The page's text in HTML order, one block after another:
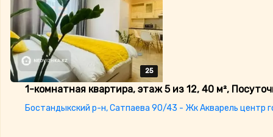
25
25
25
25
25
1-комнатная квартира, этаж 5 из 12, 40 м²,
Бостандыкский р-н, Сатпаева 90/43 - Жк Акварель центр